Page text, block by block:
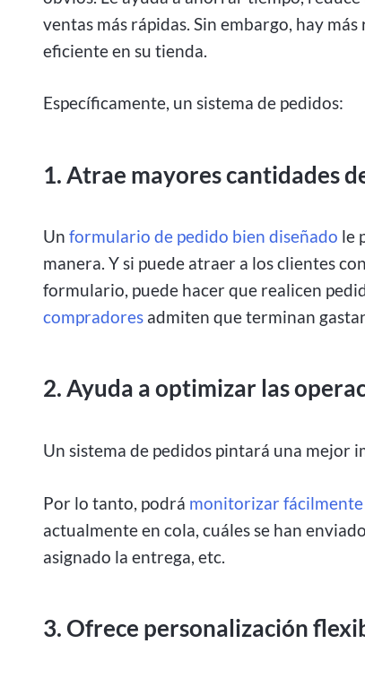
ventas más rápidas. Sin embargo, hay
eficiente en su tienda.
Específicamente, un sistema de pedidos:
1. Atrae mayores cantidades
Un formulario de pedido bien diseñado le
manera. Y si puede atraer a los clientes
formulario, puede hacer que realicen
compradores admiten que terminan
2. Ayuda a optimizar las
Un sistema de pedidos pintará una mejor
Por lo tanto, podrá monitorizar fácilmente
actualmente en cola, cuáles se han
asignado la entrega, etc.
3. Ofrece personalización